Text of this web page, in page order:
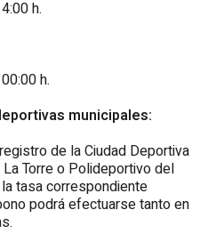
h.
h.
municipales:
de la Ciudad Deportiva
Torre o Polideportivo del
tasa correspondiente
podrá efectuarse tanto en